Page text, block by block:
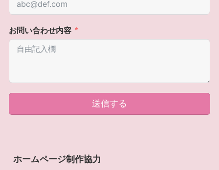
お問い合わせ内容
送信する
ホームページ制作協力